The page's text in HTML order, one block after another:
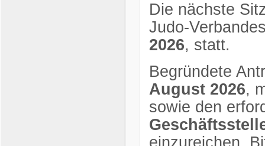
Die nächste
Judo-
2026, statt.
Begründete
August 2026,
sowie den